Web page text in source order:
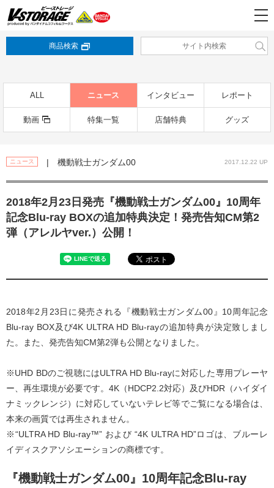
商品検索
ALL ニュース インタビュー レポート
動画 特集一覧 店舗特典 グッズ
ニュース | 機動戦士ガンダム00 2017.12.22 UP
2018年2月23日発売『機動戦士ガンダム00』10周年
記念Blu-ray BOXの追加特典決定！発売告知CM第2
弾（アレルヤver.）公開！
2018年2月23日に発売される『機動戦士ガンダム00』10周年記念
Blu-ray BOX及び4K ULTRA HD Blu-rayの追加特典が決定致しまし
た。また、発売告知CM第2弾も公開となりました。
※UHD BDのご視聴にはULTRA HD Blu-rayに対応した専用プレーヤ
ー、再生環境が必要です。4K（HDCP2.2対応）及びHDR（ハイダイ
ナミックレンジ）に対応していないテレビ等でご覧になる場合は、
本来の画質では再生されません。
※“ULTRA HD Blu-ray™” および “4K ULTRA HD”ロゴは、ブルーレ
イディスクアソシエーションの商標です。
『機動戦士ガンダム00』10周年記念Blu-ray